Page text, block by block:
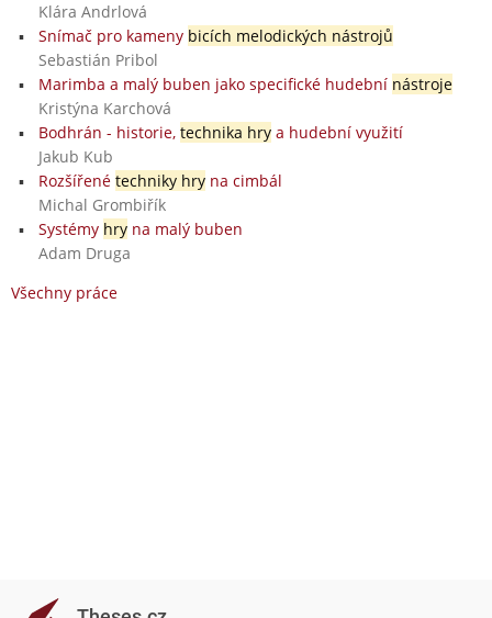
Klára Andrlová
Snímač pro kameny bicích melodických nástrojů
Sebastián Pribol
Marimba a malý buben jako specifické hudební nástroje
Kristýna Karchová
Bodhrán - historie, technika hrya hudební využití
Jakub Kub
Rozšířené techniky hryna cimbál
Michal Grombiřík
Systémy hryna malý buben
Adam Druga
Všechny práce